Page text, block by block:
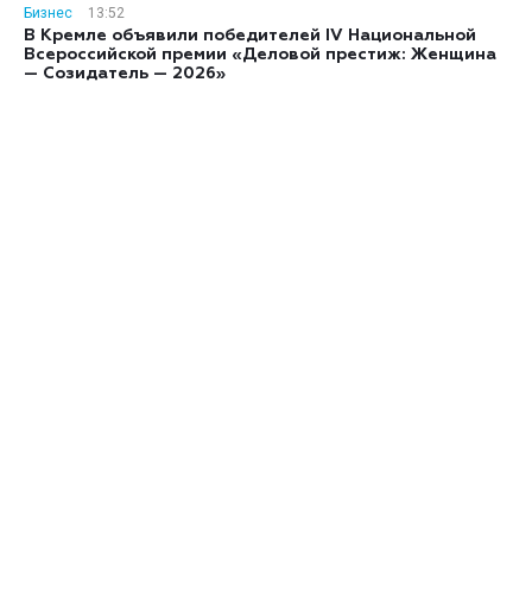
Бизнес
13:52
В Кремле объявили победителей IV Национальной
Всероссийской премии «Деловой престиж: Женщина
— Созидатель — 2026»